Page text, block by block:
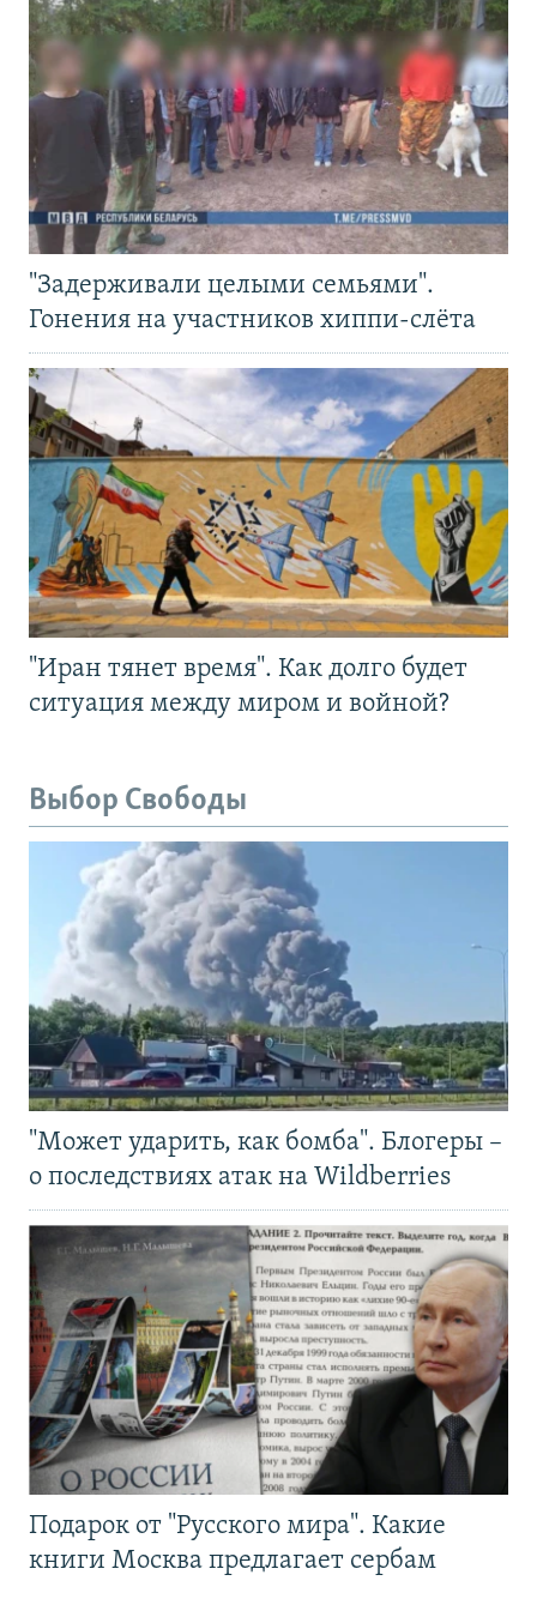
"Задерживали целыми семьями".
Гонения на участников хиппи-слёта
"Иран тянет время". Как долго будет
ситуация между миром и войной?
Выбор Свободы
"Может ударить, как бомба". Блогеры –
о последствиях атак на Wildberries
Подарок от "Русского мира". Какие
книги Москва предлагает сербам